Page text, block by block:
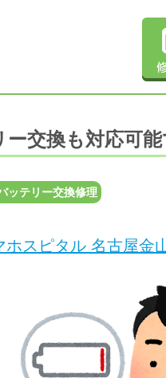
交換も対応可能
ッテリー交換修理
ホスピタル 名古屋金